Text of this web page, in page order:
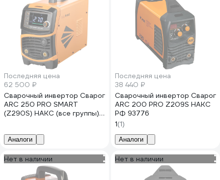
Последняя цена
62 500 ₽
Сварочный инвертор Сварог
ARC 250 PRO SMART
(Z290S) НАКС (все группы)
Аналоги
Последняя цена
38 440 ₽
Сварочный инвертор Сварог
ARC 200 PRO Z209S НАКС
РФ 93776
1(1)
Аналоги
Нет в наличии Нет в наличии